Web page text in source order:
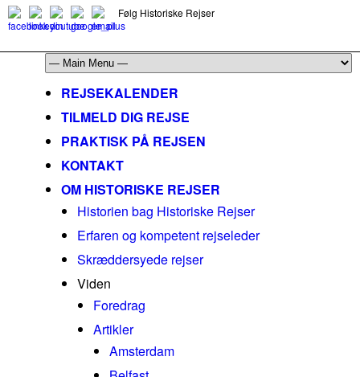
Følg Historiske Rejser
REJSEKALENDER
TILMELD DIG REJSE
PRAKTISK PÅ REJSEN
KONTAKT
OM HISTORISKE REJSER
Historien bag Historiske Rejser
Erfaren og kompetent rejseleder
Skræddersyede rejser
Viden
Foredrag
Artikler
Amsterdam